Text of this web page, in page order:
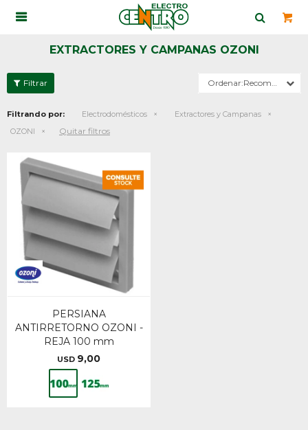

EXTRACTORES Y CAMPANAS OZONI
Recomendados
Filtrando por: Electrodomésticos
Extractores y Campanas
OZONI
Quitar filtros
PERSIANA
ANTIRRETORNO OZONI -
REJA 100 mm
USD 9,00